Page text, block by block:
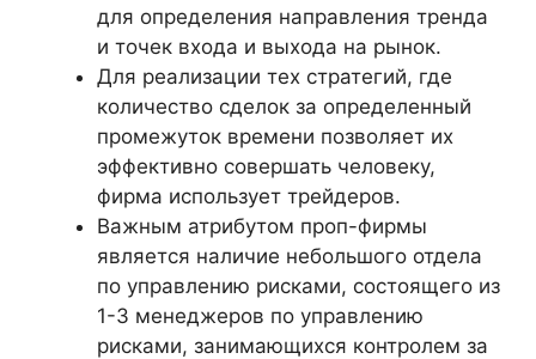
для определения направления тренда
и точек входа и выхода на рынок.
Для реализации тех стратегий, где
количество сделок за определенный
промежуток времени позволяет их
эффективно совершать человеку,
фирма использует трейдеров.
Важным атрибутом проп-фирмы
является наличие небольшого отдела
по управлению рисками, состоящего из
1-3 менеджеров по управлению
рисками, занимающихся контролем за